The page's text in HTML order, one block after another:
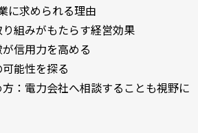
に求められる理由
組みがもたらす経営効果
信用力を高める
能性を探る
：電力会社へ相談することも視野に